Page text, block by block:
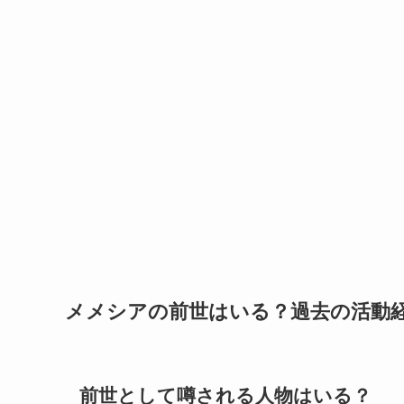
メメシアの前世はいる？過去の活動
前世として噂される人物はいる？